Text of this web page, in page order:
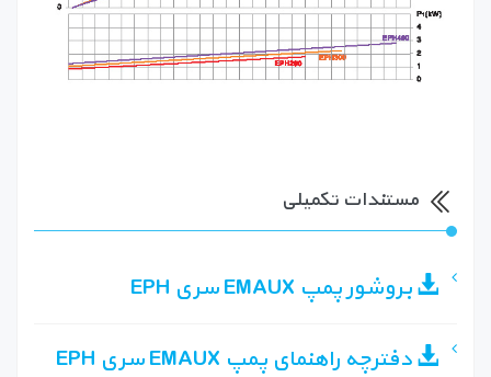
مستندات تکمیلی
بروشور پمپ EMAUX سری EPH
دفترچه راهنمای پمپ EMAUX سری EPH